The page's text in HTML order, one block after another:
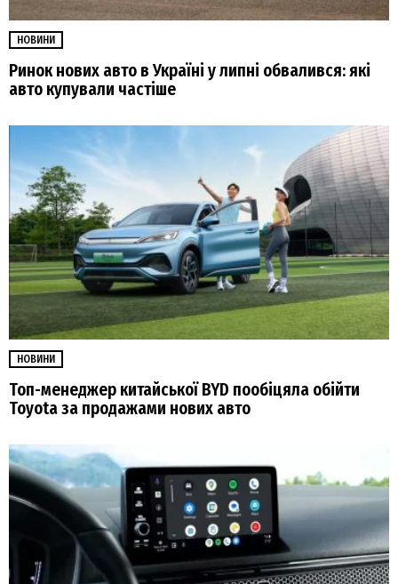
НОВИНИ
Ринок нових авто в Україні у липні обвалився: які
авто купували частіше
НОВИНИ
Топ-менеджер китайської BYD пообіцяла обійти
Toyota за продажами нових авто